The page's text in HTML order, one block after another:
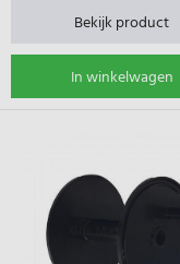
Bekijk product
In winkelwagen